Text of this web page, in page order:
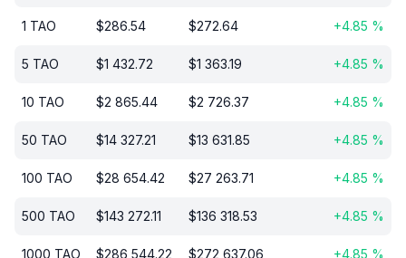
1 TAO $286.54 $272.64 +4.85 %
5 TAO $1 432.72 $1 363.19 +4.85 %
10 TAO $2 865.44 $2 726.37 +4.85 %
50 TAO $14 327.21 $13 631.85 +4.85 %
100 TAO $28 654.42 $27 263.71 +4.85 %
500 TAO $143 272.11 $136 318.53 +4.85 %
1000 TAO $286 544.22 $272 637.06 +4.85 %